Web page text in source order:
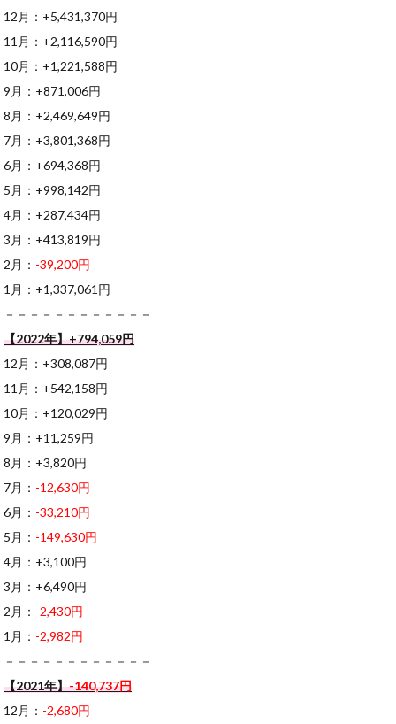
12月：+5,431,370円
11月：+2,116,590円
10月：+1,221,588円
9月：+871,006円
8月：+2,469,649円
7月：+3,801,368円
6月：+694,368円
5月：+998,142円
4月：+287,434円
3月：+413,819円
2月： -39,200円
1月：+1,337,061円
－－－－－－－－－－－－
【2022年】+794,059円
12月：+308,087円
11月：+542,158円
10月：+120,029円
9月：+11,259円
8月：+3,820円
7月： -12,630円
6月： -33,210円
5月： -149,630円
4月：+3,100円
3月：+6,490円
2月： -2,430円
1月： -2,982円
－－－－－－－－－－－－
【2021年】-140,737円
12月： -2,680円